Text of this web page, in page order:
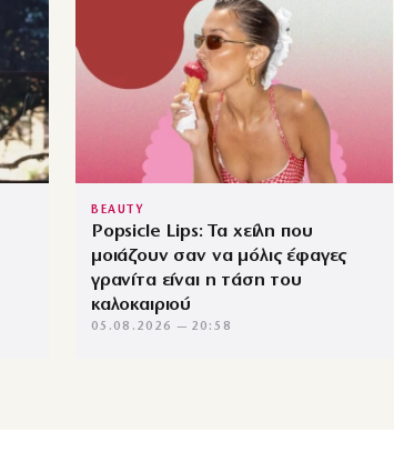
BEAUTY
Popsicle Lips: Τα χείλη που
μοιάζουν σαν να μόλις έφαγες
γρανίτα είναι η τάση του
καλοκαιριού
05.08.2026 — 20:58